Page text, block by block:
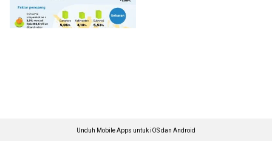
Unduh Mobile Apps untuk iOS dan Android